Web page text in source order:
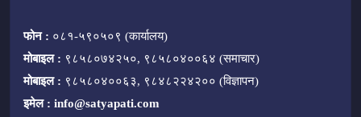
फोन : ०८१-५९०५०९ (कार्यालय)
मोबाइल : ९८५८०७४२५०, ९८५८०४००६४ (समाचार)
मोबाइल : ९८५८०४००६३, ९८४८२२४२०० (विज्ञापन)
इमेल : info@satyapati.com